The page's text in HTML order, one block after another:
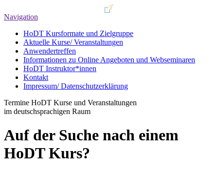
Navigation
HoDT Kursformate und Zielgruppe
Aktuelle Kurse/ Veranstaltungen
Anwendertreffen
Informationen zu Online Angeboten und Webseminaren
HoDT Instruktor*innen
Kontakt
Impressum/ Datenschutzerklärung
Termine HoDT Kurse und Veranstaltungen
im deutschsprachigen Raum
Auf der Suche nach einem
HoDT Kurs?